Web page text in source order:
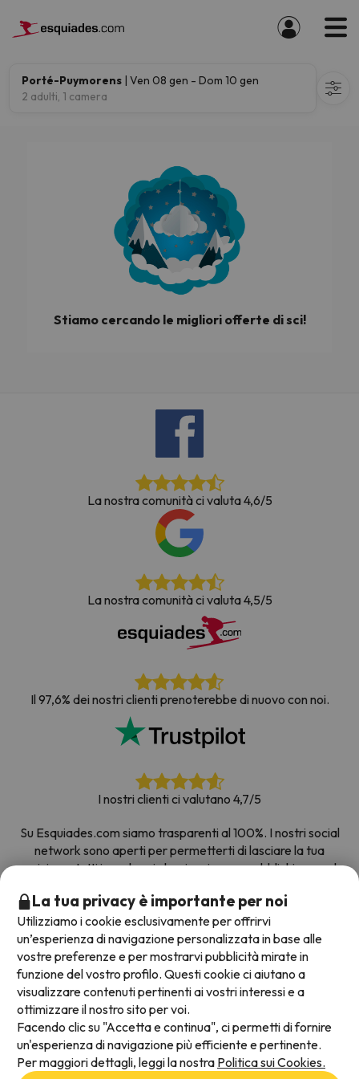
Porté-Puymorens | Ven 08 gen - Dom 10 gen
2 adulti, 1 camera
Stiamo cercando le migliori offerte di sci!
La nostra comunità ci valuta 4,6/5
La nostra comunità ci valuta 4,5/5
Il 97,6% dei nostri clienti prenoterebbe di nuovo con noi.
I nostri clienti ci valutano 4,7/5
Su Esquiades.com siamo trasparenti al 100%. I nostri social
network sono aperti per permetterti di lasciare la tua
opinione, tutti i sondaggi che riceviamo e pubblichiamo sul
Prenota con fiducia|Più di 700.000 persone hanno
prenotato la loro settimana bianca con Esquiades.com
Metodi di pagamento disponibili
La tua privacy è importante per noi
Utilizziamo i cookie esclusivamente per offrirvi
un’esperienza di navigazione personalizzata in base alle
vostre preferenze e per mostrarvi pubblicità mirate in
funzione del vostro profilo. Questi cookie ci aiutano a
visualizzare contenuti pertinenti ai vostri interessi e a
ottimizzare il nostro sito per voi.
Facendo clic su "Accetta e continua", ci permetti di fornire
un'esperienza di navigazione più efficiente e pertinente.
Per maggiori dettagli, leggi la nostra Politica sui Cookies.